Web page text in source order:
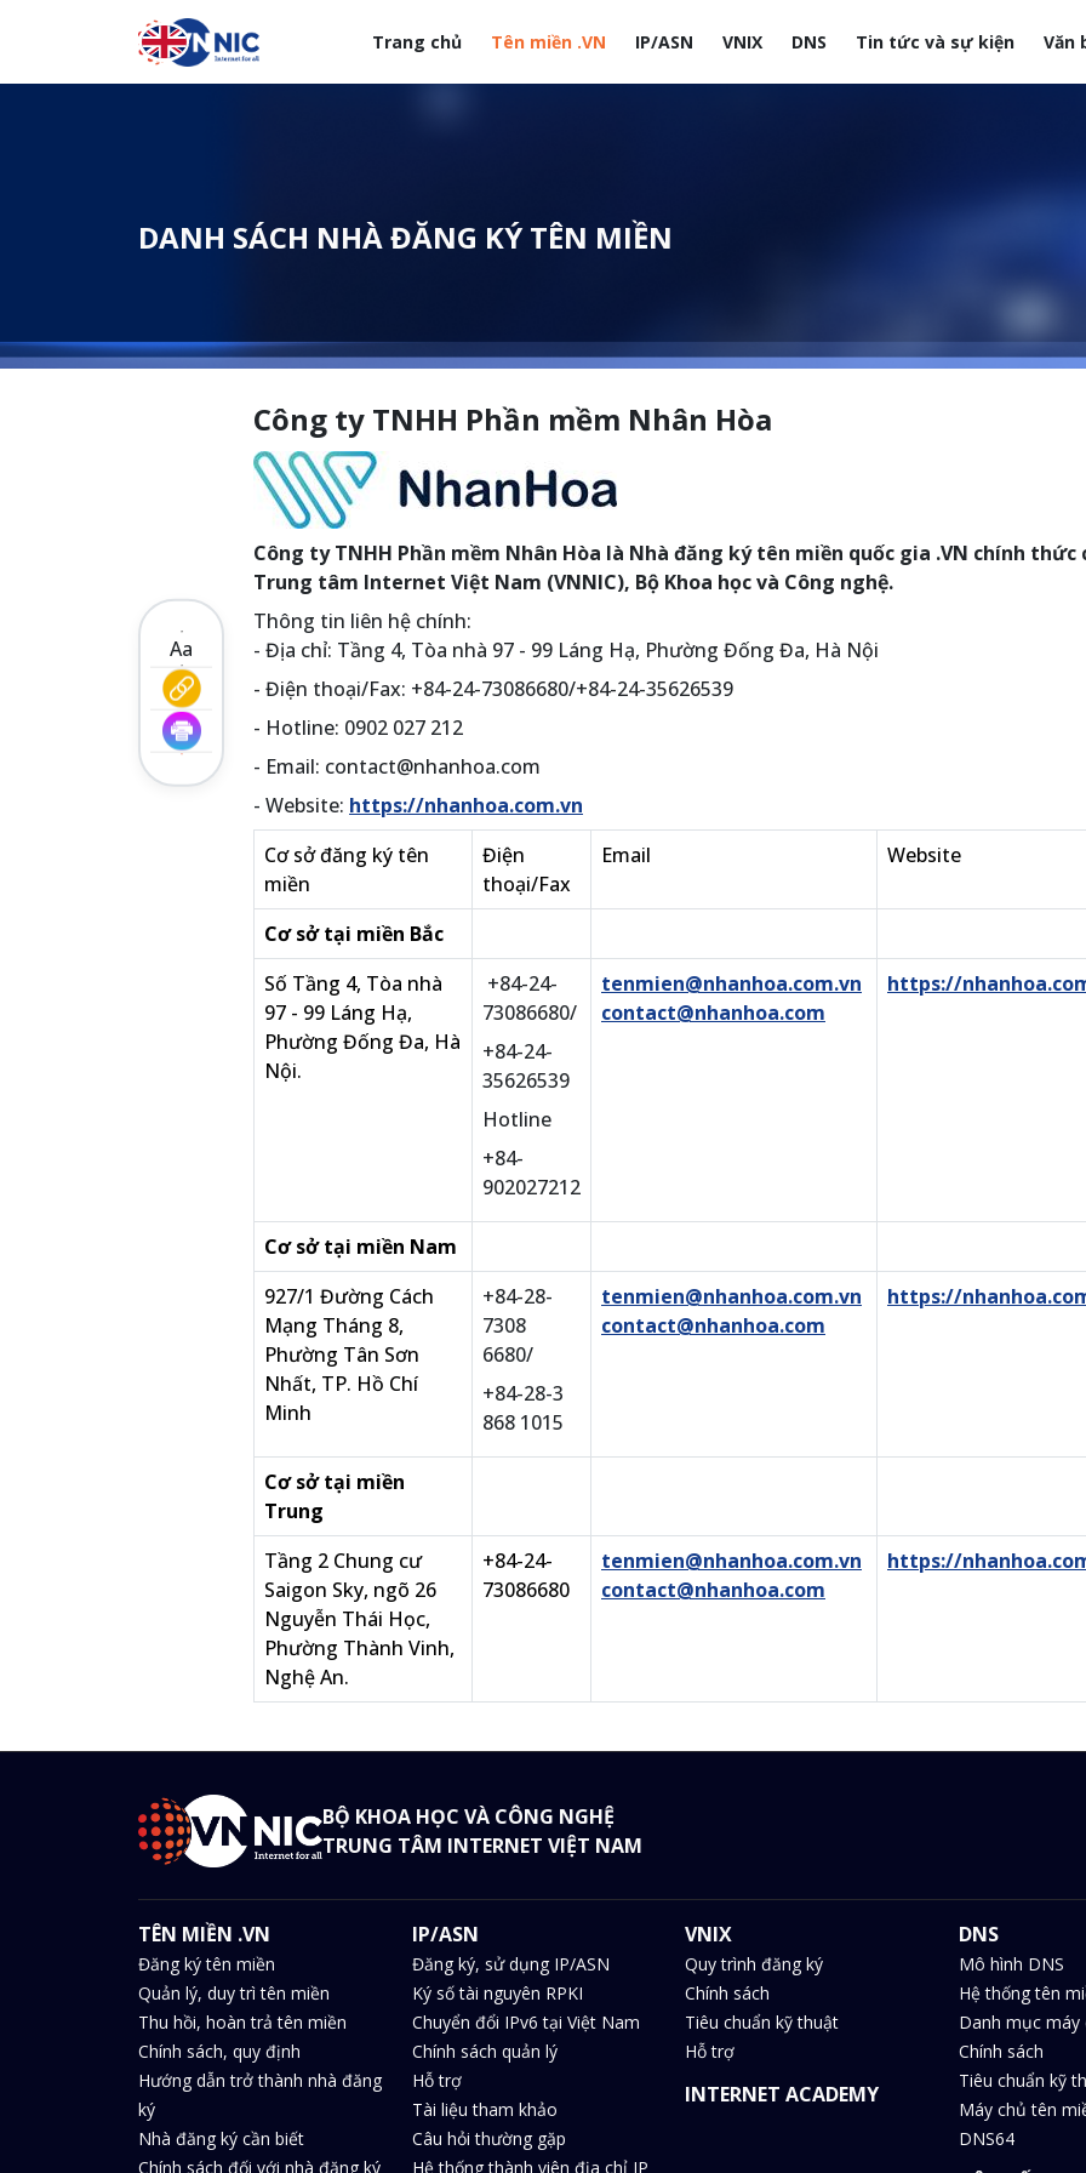
Nhảy đến nội dung
Trang chủ Tên miền .VN IP/ASN VNIX DNS Tin tức và sự kiện Văn
Menuheader của website
DANH SÁCH NHÀ ĐĂNG KÝ TÊN MIỀN
Aa
Công ty TNHH Phần mềm Nhân Hòa
Công ty TNHH Phần mềm Nhân Hòa là Nhà đăng ký tên miền quốc gia .VN chính thức
Trung tâm Internet Việt Nam (VNNIC), Bộ Khoa học và Công nghệ.
Thông tin liên hệ chính:
- Địa chỉ: Tầng 4, Tòa nhà 97 - 99 Láng Hạ, Phường Đống Đa, Hà Nội
- Điện thoại/Fax: +84-24-73086680/+84-24-35626539
- Hotline: 0902 027 212
- Email: contact@nhanhoa.com
- Website: https://nhanhoa.com.vn
Cơ sở đăng ký tên
miền
Điện
thoại/Fax
Email Website
Cơ sở tại miền Bắc
Số Tầng 4, Tòa nhà
97 - 99 Láng Hạ,
Phường Đống Đa, Hà
Nội.
+84-24-
73086680/
+84-24-
35626539
Hotline
+84-
902027212
tenmien@nhanhoa.com.vn
contact@nhanhoa.com
https://
Cơ sở tại miền Nam
927/1 Đường Cách
Mạng Tháng 8,
Phường Tân Sơn
Nhất, TP. Hồ Chí
Minh
+84-28-
7308
6680/
+84-28-3
868 1015
tenmien@nhanhoa.com.vn
contact@nhanhoa.com
https://
Cơ sở tại miền
Trung
Tầng 2 Chung cư
Saigon Sky, ngõ 26
Nguyễn Thái Học,
Phường Thành Vinh,
Nghệ An.
+84-24-
73086680
tenmien@nhanhoa.com.vn
contact@nhanhoa.com
https://
BỘ KHOA HỌC VÀ CÔNG NGHỆ
TRUNG TÂM INTERNET VIỆT NAM
TÊN MIỀN .VN
Đăng ký tên miền
Quản lý, duy trì tên miền
Thu hồi, hoàn trả tên miền
Chính sách, quy định
Hướng dẫn trở thành nhà đăng
ký
Nhà đăng ký cần biết
Chính sách đối với nhà đăng ký
IP/ASN
Đăng ký, sử dụng IP/ASN
Ký số tài nguyên RPKI
Chuyển đổi IPv6 tại Việt Nam
Chính sách quản lý
Hỗ trợ
Tài liệu tham khảo
Câu hỏi thường gặp
Hệ thống thành viên địa chỉ IP
VNIX
Quy trình đăng ký
Chính sách
Tiêu chuẩn kỹ thuật
Hỗ trợ
INTERNET ACADEMY
DNS
Mô hình DNS
Hệ thống tên
Danh mục máy
Chính sách
Tiêu chuẩn kỹ
Máy chủ tên
DNS64